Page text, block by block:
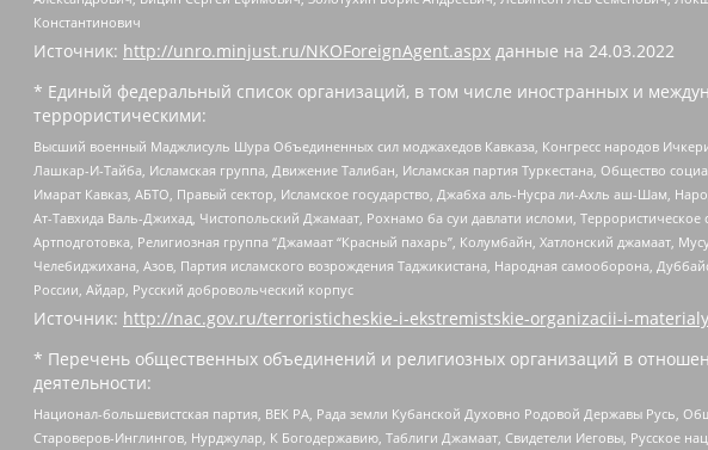
Константинович
Источник: http://unro.minjust.ru/NKOForeignAgent.aspx данные на 24.03.2022
* Единый федеральный список организаций, в том числе иностранных и
террористическими:
Высший военный Маджлисуль Шура Объединенных сил моджахедов Кавказа, Конгресс народов
Лашкар-И-Тайба, Исламская группа, Движение Талибан, Исламская партия Туркестана, Общество
Имарат Кавказ, АБТО, Правый сектор, Исламское государство, Джабха аль-Нусра ли-Ахль аш-Шам,
Ат-Тавхида Валь-Джихад, Чистопольский Джамаат, Рохнамо ба суи давлати исломи,
Артподготовка, Религиозная группа “Джамаат “Красный пахарь”, Колумбайн, Хатлонский джамаат,
Челебиджихана, Азов, Партия исламского возрождения Таджикистана, Народная самооборона,
России, Айдар, Русский добровольческий корпус
Источник: http://nac.gov.ru/terroristicheskie-i-ekstremistskie-organizacii-i-
* Перечень общественных объединений и религиозных организаций в
деятельности:
Национал-большевистская партия, ВЕК РА, Рада земли Кубанской Духовно Родовой Державы Русь,
Староверов-Инглингов, Нурджулар, К Богодержавию, Таблиги Джамаат, Свидетели Иеговы, Русское